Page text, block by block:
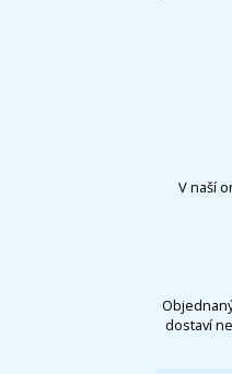
V naší
dostaví